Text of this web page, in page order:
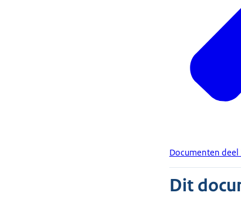
Documenten deel
Dit